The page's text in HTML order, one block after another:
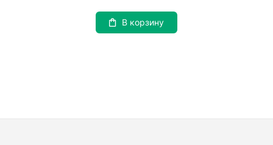
В корзину